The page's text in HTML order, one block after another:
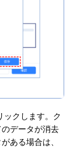
ックします。ク
データが消去
ある場合は、